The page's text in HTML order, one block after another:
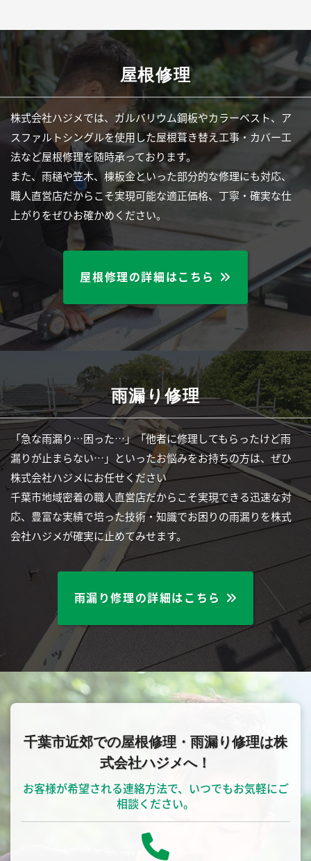
屋根修理
株式会社ハジメでは、ガルバリウム鋼板やカラーベスト、ア
スファルトシングルを使用した屋根葺き替え工事・カバー工
法など屋根修理を随時承っております。
また、雨樋や笠木、棟板金といった部分的な修理にも対応、
職人直営店だからこそ実現可能な適正価格、丁寧・確実な仕
上がりをぜひお確かめください。
屋根修理の詳細はこちら
雨漏り修理
「急な雨漏り…困った…」「他者に修理してもらったけど雨
漏りが止まらない…」といったお悩みをお持ちの方は、ぜひ
株式会社ハジメにお任せください
千葉市地域密着の職人直営店だからこそ実現できる迅速な対
応、豊富な実績で培った技術・知識でお困りの雨漏りを株式
会社ハジメが確実に止めてみせます。
雨漏り修理の詳細はこちら
千葉市近郊での屋根修理・雨漏り修理は株
式会社ハジメへ！
お客様が希望される連絡方法で、いつでもお気軽にご
相談ください。